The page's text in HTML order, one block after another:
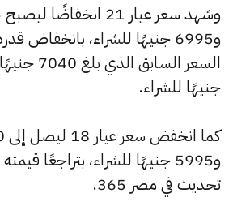
جنيهًا للشراء.
تحديث في مصر 365.